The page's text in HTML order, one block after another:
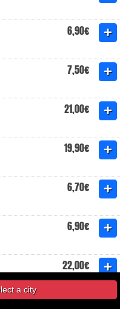
6,90€
7,50€
21,00€
19,90€
6,70€
6,90€
22,00€
7,00€
a city